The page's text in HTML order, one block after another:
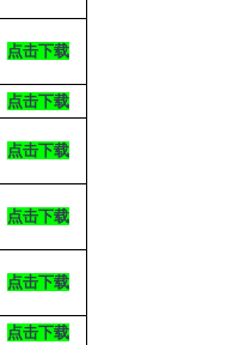
点击下载
点击下载
点击下载
点击下载
点击下载
点击下载